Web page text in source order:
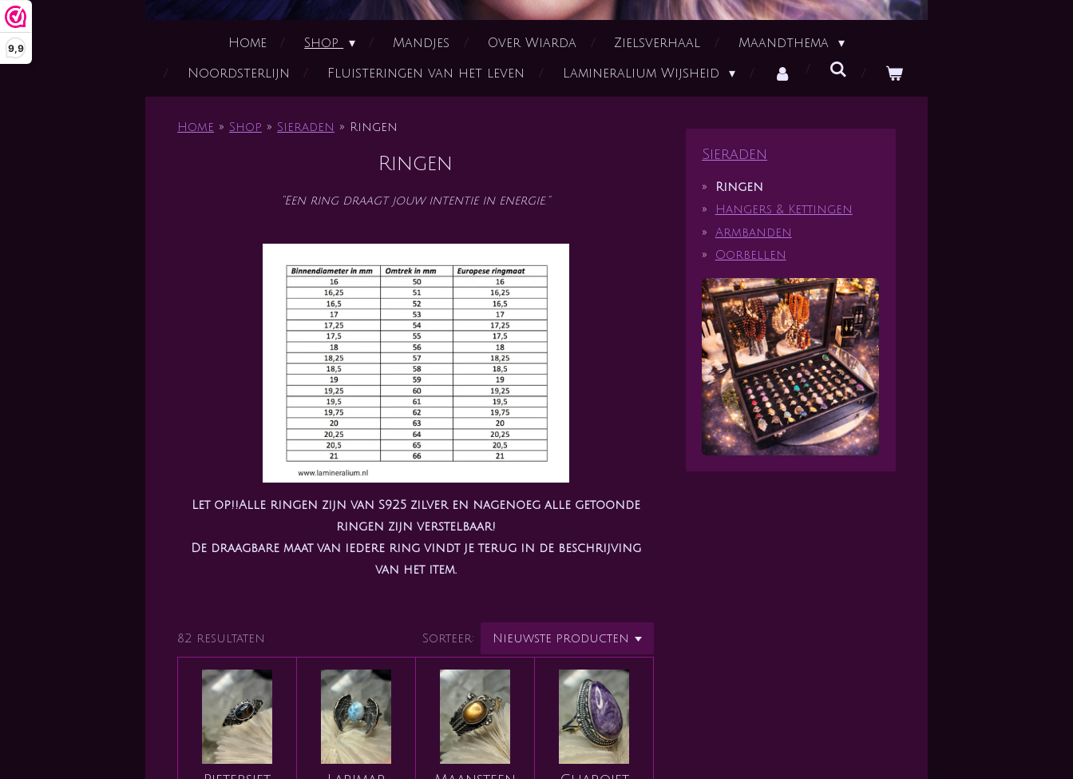
9,9 Home Shop Mandjes Over Wiarda Zielsverhaal Maandthema
Noordsterlijn Fluisteringen van het leven Lamineralium Wijsheid
Home » Shop » Sieraden » Ringen
Ringen
“Een ring draagt jouw intentie in energie.”
Let op!!Alle ringen zijn van S925 zilver en nagenoeg alle getoonde
ringen zijn verstelbaar!
De draagbare maat van iedere ring vindt je terug in de beschrijving
van het item.
82 resultaten Sorteer:
Sieraden
Ringen
Hangers & Kettingen
Armbanden
Oorbellen